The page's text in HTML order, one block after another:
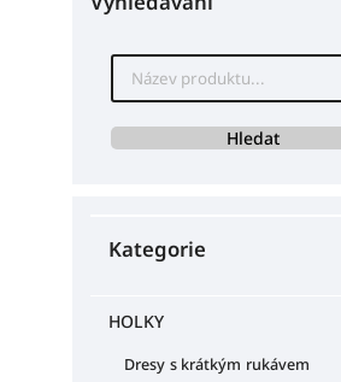
Hledat
Kategorie
HOLKY
Dresy s krátkým rukávem